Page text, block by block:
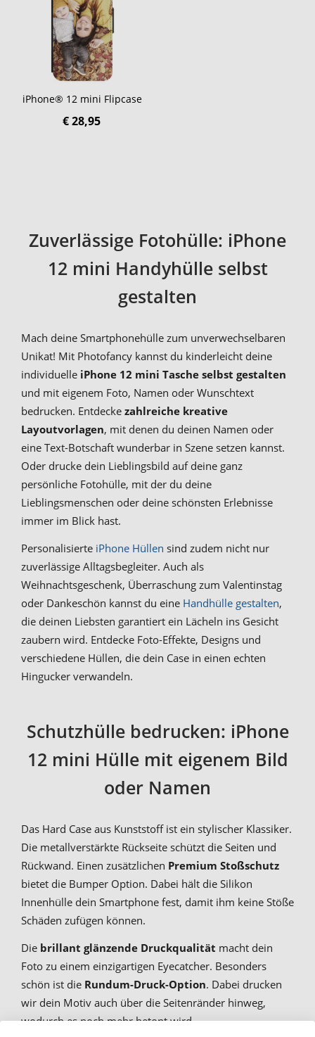
iPhone® 12 mini Flipcase
€ 28,95
Zuverlässige Fotohülle: iPhone
12 mini Handyhülle selbst
gestalten
Mach deine Smartphonehülle zum unverwechselbaren
Unikat! Mit Photofancy kannst du kinderleicht deine
individuelle iPhone 12 mini Tasche selbst gestalten
und mit eigenem Foto, Namen oder Wunschtext
bedrucken. Entdecke zahlreiche kreative
Layoutvorlagen, mit denen du deinen Namen oder
eine Text-Botschaft wunderbar in Szene setzen kannst.
Oder drucke dein Lieblingsbild auf deine ganz
persönliche Fotohülle, mit der du deine
Lieblingsmenschen oder deine schönsten Erlebnisse
immer im Blick hast.
Personalisierte iPhone Hüllen sind zudem nicht nur
zuverlässige Alltagsbegleiter. Auch als
Weihnachtsgeschenk, Überraschung zum Valentinstag
oder Dankeschön kannst du eine Handhülle gestalten,
die deinen Liebsten garantiert ein Lächeln ins Gesicht
zaubern wird. Entdecke Foto-Effekte, Designs und
verschiedene Hüllen, die dein Case in einen echten
Hingucker verwandeln.
Schutzhülle bedrucken: iPhone
12 mini Hülle mit eigenem Bild
oder Namen
Das Hard Case aus Kunststoff ist ein stylischer Klassiker.
Die metallverstärkte Rückseite schützt die Seiten und
Rückwand. Einen zusätzlichen Premium Stoßschutz
bietet die Bumper Option. Dabei hält die Silikon
Innenhülle dein Smartphone fest, damit ihm keine Stöße
Schäden zufügen können.
Die brillant glänzende Druckqualität macht dein
Foto zu einem einzigartigen Eyecatcher. Besonders
schön ist die Rundum-Druck-Option. Dabei drucken
wir dein Motiv auch über die Seitenränder hinweg,
wodurch es noch mehr betont wird.